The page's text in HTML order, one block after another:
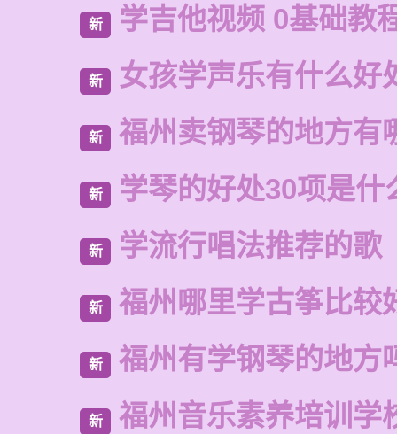
新 学吉他视频 0基础教
新 女孩学声乐有什么好
新 福州卖钢琴的地方有
新 学琴的好处30项是什
新 学流行唱法推荐的歌
新 福州哪里学古筝比较
新 福州有学钢琴的地方
新 福州音乐素养培训学